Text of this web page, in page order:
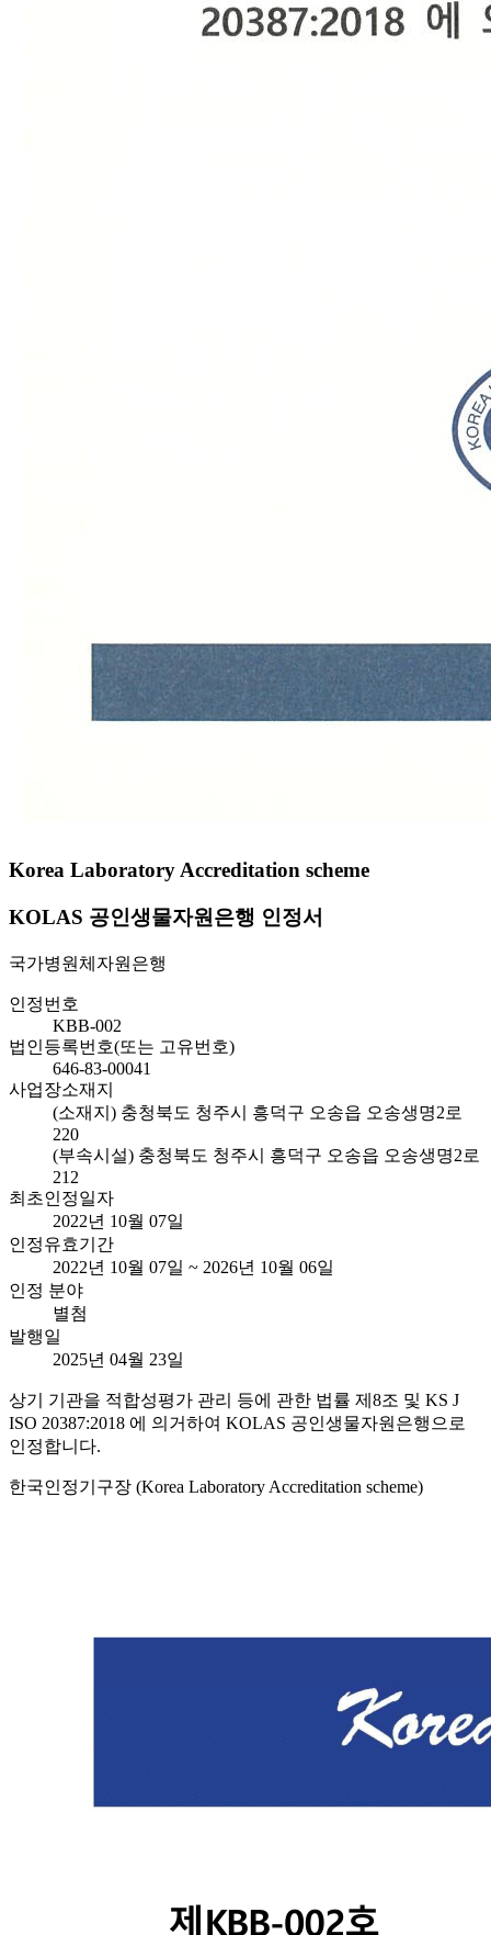
Korea Laboratory Accreditation scheme
KOLAS 공인생물자원은행 인정서
국가병원체자원은행
인정번호
KBB-002
법인등록번호(또는 고유번호)
646-83-00041
사업장소재지
(소재지) 충청북도 청주시 흥덕구 오송읍 오송생명2로
220
(부속시설) 충청북도 청주시 흥덕구 오송읍 오송생명2로
212
최초인정일자
2022년 10월 07일
인정유효기간
2022년 10월 07일 ~ 2026년 10월 06일
인정 분야
별첨
발행일
2025년 04월 23일
상기 기관을 적합성평가 관리 등에 관한 법률 제8조 및 KS J
ISO 20387:2018 에 의거하여 KOLAS 공인생물자원은행으로
인정합니다.
한국인정기구장 (Korea Laboratory Accreditation scheme)